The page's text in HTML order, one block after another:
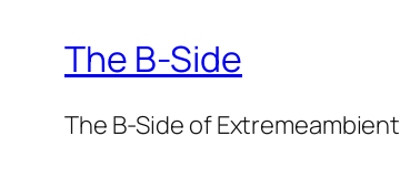
The B-Side
The B-Side of Extremeambient